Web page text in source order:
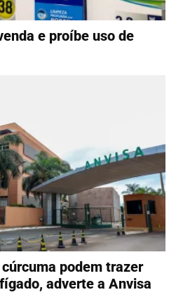
e proíbe uso de
podem trazer
adverte a Anvisa